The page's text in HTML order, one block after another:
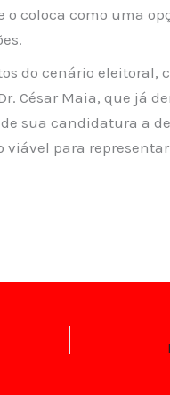
coloca como uma
do cenário eleitoral,
César Maia, que já
sua candidatura a
para